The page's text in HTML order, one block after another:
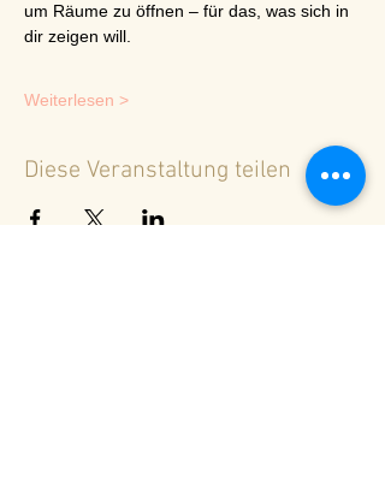
um Räume zu öffnen – für das, was sich in
dir zeigen will.
Weiterlesen >
Diese Veranstaltung teilen